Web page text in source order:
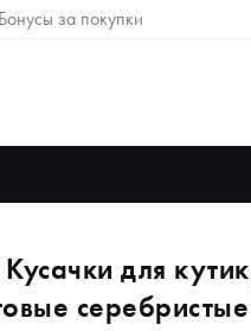
Бонусы за покупки
Кусачки для
серебристые